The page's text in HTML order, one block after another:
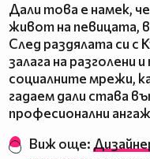
Дали това е намек,
живот на певицата,
След раздялата си с
залага на разголени
социалните мрежи,
гадаем дали става
професионални
Виж още: